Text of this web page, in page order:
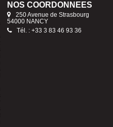
NOS COORDONNÉES
250 Avenue de Strasbourg
54000 NANCY
Tél. : +33 3 83 46 93 36